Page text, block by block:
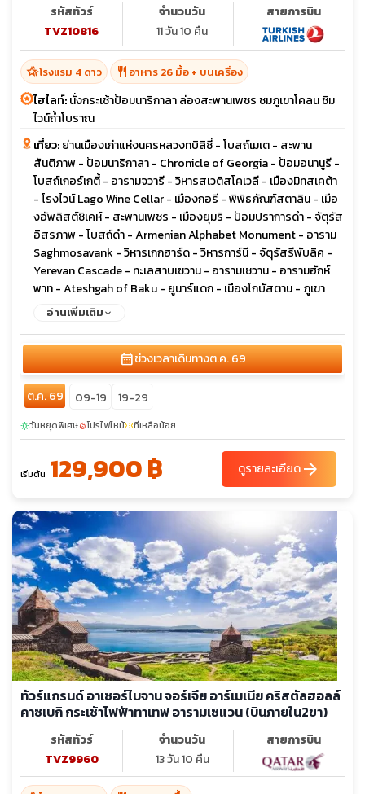
รหัสทัวร์
TVZ10816
จำนวนวัน
11 วัน 10 คืน
สายการบิน
hotel_classโรงแรม 4 ดาว restaurant อาหาร 26 มื้อ + บนเครื่อง
ไฮไลท์:นั่งกระเช้าป้อมนาริกาลา ล่องสะพานเพชร ชมภูเขาโคลน ชิม
ไวน์ถ้ำโบราณ
เที่ยว:ย่านเมืองเก่าแห่งนครหลวงทบิลิซี่ - โบสถ์เมเต - สะพาน
สันติภาพ - ป้อมนาริกาลา - Chronicle of Georgia - ป้อมอนานูรี -
โบสถ์เกอร์เกตี้ - อารามจวารี - วิหารสเวติสโคเวลี - เมืองมิทสเคต้า
- โรงไวน์ Lago Wine Cellar - เมืองกอรี - พิพิธภัณฑ์สตาลิน - เมือ
งอัพลิสต์ซิเคห์ - สะพานเพชร - เมืองยุมริ - ป้อมปราการดำ - จัตุรัส
อิสรภาพ - โบสถ์ดำ - Armenian Alphabet Monument - อาราม
Saghmosavank - วิหารเกกฮาร์ด - วิหารการ์นี - จัตุรัสรีพับลิค -
Yerevan Cascade - ทะเลสาบเซวาน - อารามเซวาน - อารามฮักห์
พาท - Ateshgah of Baku - ยูนาร์แดก - เมืองโกบัสตาน - ภูเขา
โคลน - เมืองเก่าบากู - พระราชวังแห่งราชวงศ์เชอร์วาน - คาราวาน
อ่านเพิ่มเติม
calendar_monthช่วงเวลาเดินทางต.ค. 69
ต.ค. 69 09-19 19-29
sunnyวันหยุดพิเศษlocal_fire_departmentโปรไฟไหม้confirmation_numberที่เหลือน้อย
เริ่มต้น 129,900 ฿ ดูรายละเอียดarrow_forward
ทัวร์แกรนด์ อาเซอร์ไบจาน จอร์เจีย อาร์เมเนีย คริสตัลฮอลล์
คาซเบกิ กระเช้าไฟฟ้าทาเทฟ อารามเซแวน (บินภายใน2ขา)
รหัสทัวร์
TVZ9960
จำนวนวัน
13 วัน 10 คืน
สายการบิน